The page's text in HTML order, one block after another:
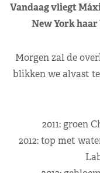
Vandaag vliegt
New York
Morgen zal de
blikken we alvast
2011: groen
2012: top met